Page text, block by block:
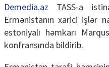
Demedia.az TASS-a
Ermənistanın xarici işlər
estoniyalı həmkarı
konfransında bildirib.